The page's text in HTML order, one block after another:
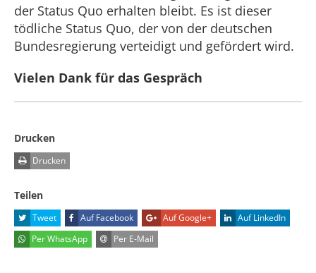
der Status Quo erhalten bleibt. Es ist dieser
tödliche Status Quo, der von der deutschen
Bundesregierung verteidigt und gefördert wird.
Vielen Dank für das Gespräch
Drucken
Drucken
Teilen
Tweet Auf Facebook Auf Google+
Auf LinkedIn
Per WhatsApp
Per E-Mail